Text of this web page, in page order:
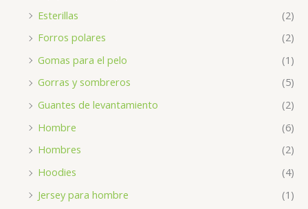
Esterillas
(2)
Forros polares
(2)
Gomas para el pelo
(1)
Gorras y sombreros
(5)
Guantes de levantamiento
(2)
Hombre
(6)
Hombres
(2)
Hoodies
(4)
Jersey para hombre
(1)